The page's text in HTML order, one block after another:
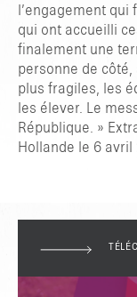
l’engagement
qui ont accueilli
finalement une
personne de
plus fragiles, les
les élever. Le
République. »
Hollande le 6 avril